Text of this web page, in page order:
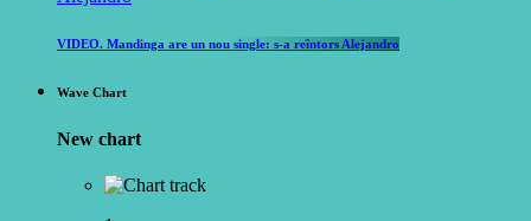
VIDEO. Mandinga are un nou single: s-a reîntors Alejandro
Wave Chart
New chart